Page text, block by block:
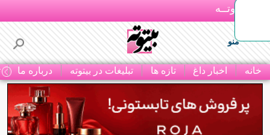
بـیتوتــه
منو
خانه اخبار داغ تازه ها تبلیغات در بیتوته درباره ما